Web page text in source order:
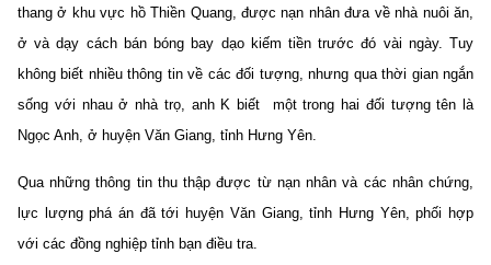
thang ở khu vực hồ Thiền Quang, được nạn nhân đưa về nhà nuôi ăn,
ở và dạy cách bán bóng bay dạo kiếm tiền trước đó vài ngày. Tuy
không biết nhiều thông tin về các đối tượng, nhưng qua thời gian ngắn
sống với nhau ở nhà trọ, anh K biết một trong hai đối tượng tên là
Ngọc Anh, ở huyện Văn Giang, tỉnh Hưng Yên.
Qua những thông tin thu thập được từ nạn nhân và các nhân chứng,
lực lượng phá án đã tới huyện Văn Giang, tỉnh Hưng Yên, phối hợp
với các đồng nghiệp tỉnh bạn điều tra.